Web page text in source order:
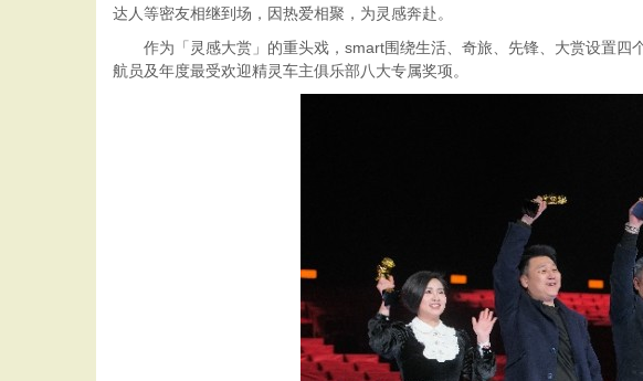
达人等密友相继到场，因热爱相聚，为灵感奔赴。
作为「灵感大赏」的重头戏，smart围绕生活、奇旅、先锋、大赏设置
航员及年度最受欢迎精灵车主俱乐部八大专属奖项。